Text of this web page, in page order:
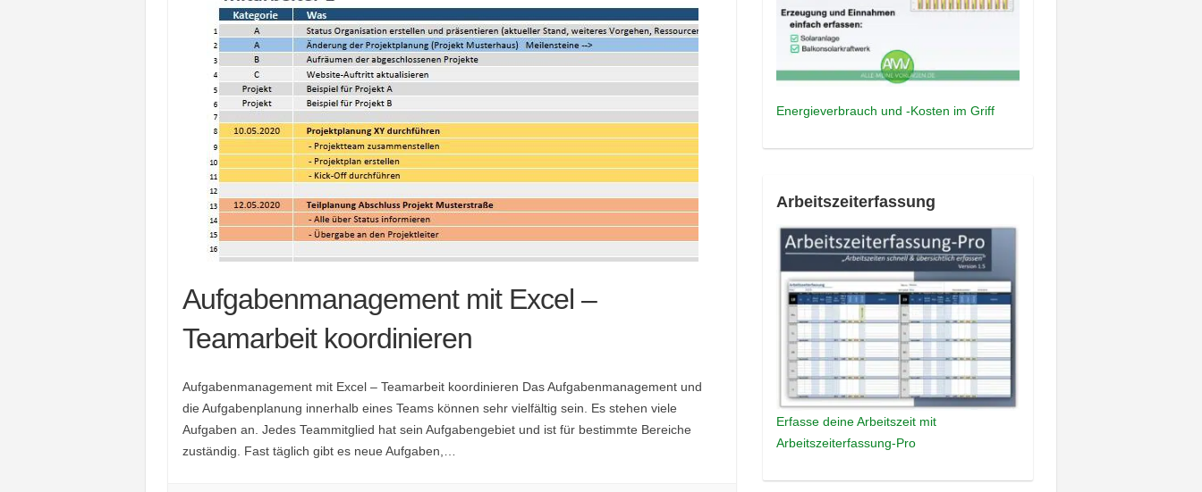
Aufgabenmanagement mit Excel –
Teamarbeit koordinieren
Aufgabenmanagement mit Excel – Teamarbeit koordinieren Das Aufgabenmanagement und
die Aufgabenplanung innerhalb eines Teams können sehr vielfältig sein. Es stehen viele
Aufgaben an. Jedes Teammitglied hat sein Aufgabengebiet und ist für bestimmte Bereiche
zuständig. Fast täglich gibt es neue Aufgaben,…
Energieverbrauch und -Kosten im Griff
Arbeitszeiterfassung
Erfasse deine Arbeitszeit mit
Arbeitszeiterfassung-Pro